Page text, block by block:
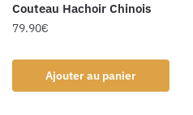
Couteau Hachoir Chinois
79.90€
Ajouter au panier